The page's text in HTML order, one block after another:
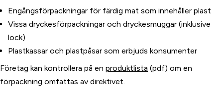
Engångsförpackningar för färdig mat som innehåller plast
Vissa dryckesförpackningar och dryckesmuggar (inklusive
lock)
Plastkassar och plastpåsar som erbjuds konsumenter
Företag kan kontrollera på en produktlista (pdf) om en
förpackning omfattas av direktivet.